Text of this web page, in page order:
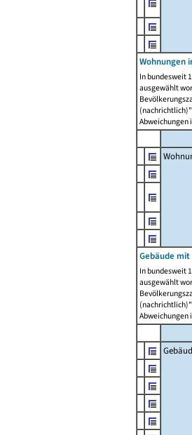
Wohnungen
In bundesweit
ausgewählt
Abweichungen
Gebäude
In bundesweit
ausgewählt
Abweichungen